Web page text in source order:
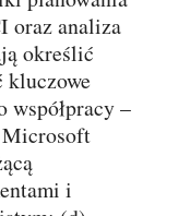
oraz analiza
określić
kluczowe
współpracy –
i